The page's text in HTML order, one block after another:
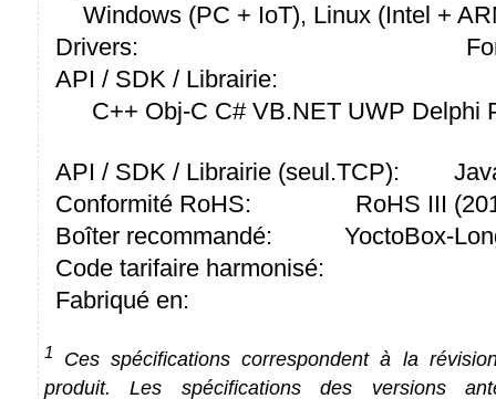
Windows (PC + IoT), Linux (Intel +
Drivers:
API / SDK / Librairie:
C++ Obj-C C# VB.NET UWP Delphi
API / SDK / Librairie (seul.TCP):
Conformité RoHS:
RoHS III
Boîter recommandé:
YoctoBox-
Code tarifaire harmonisé:
Fabriqué en:
1
Ces spécifications correspondent à la
produit. Les spécifications des versions